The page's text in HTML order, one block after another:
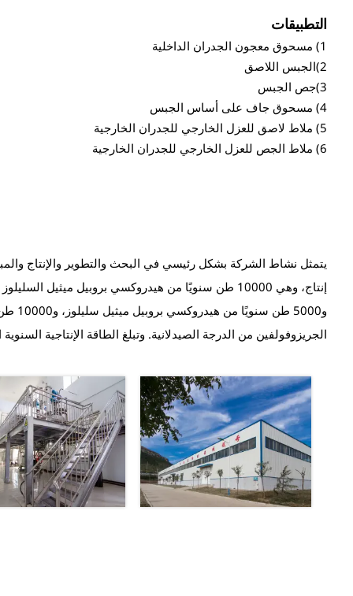
التطبيقات
1) مسحوق معجون الجدران الداخلية
2)الجبس اللاصق
3)جص الجبس
4) مسحوق جاف على أساس الجبس
5) ملاط لاصق للعزل الخارجي للجدران الخارجية
6) ملاط الجص للعزل الخارجي للجدران الخارجية
الجريزوفولفين من الدرجة الصيدلانية. وتبلغ الطاقة الإنتاجية السنوية الحالية